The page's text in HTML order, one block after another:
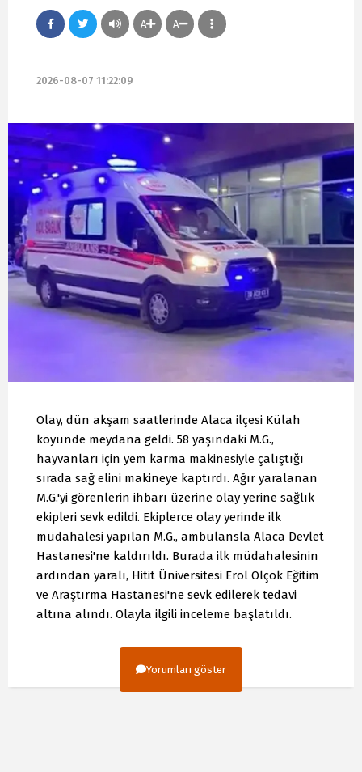
A A
2026-08-07 11:22:09
Olay, dün akşam saatlerinde Alaca ilçesi Külah
köyünde meydana geldi. 58 yaşındaki M.G.,
hayvanları için yem karma makinesiyle çalıştığı
sırada sağ elini makineye kaptırdı. Ağır yaralanan
M.G.'yi görenlerin ihbarı üzerine olay yerine sağlık
ekipleri sevk edildi. Ekiplerce olay yerinde ilk
müdahalesi yapılan M.G., ambulansla Alaca Devlet
Hastanesi'ne kaldırıldı. Burada ilk müdahalesinin
ardından yaralı, Hitit Üniversitesi Erol Olçok Eğitim
ve Araştırma Hastanesi'ne sevk edilerek tedavi
altına alındı. Olayla ilgili inceleme başlatıldı.
Yorumları göster